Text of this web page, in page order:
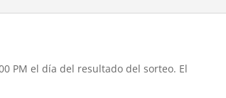
PM el día del resultado del sorteo. El